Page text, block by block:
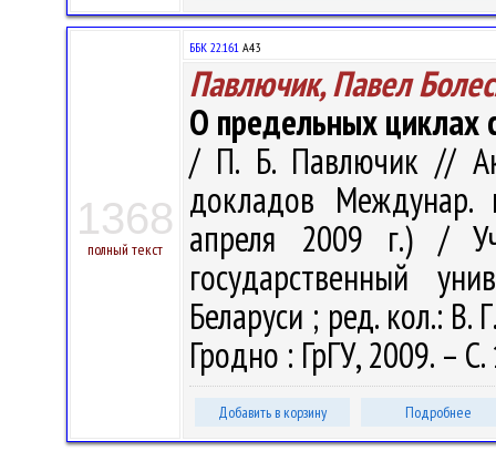
1368
полный текст
ББК 22.161 А43
Павлючик, Павел
О предельных циклах
/ П. Б. Павлючик //
докладов Междунар.
апреля 2009 г.) /
государственный
Беларуси ; ред. кол.:
Гродно : ГрГУ, 2009. –
Добавить в корзину Подробнее